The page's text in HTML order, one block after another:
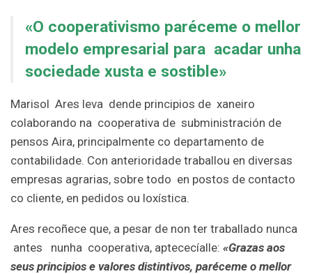
«O cooperativismo paréceme o mellor
modelo empresarial para acadar unha
sociedade xusta e sostible»
Marisol Ares leva dende principios de xaneiro
colaborando na cooperativa de subministración de
pensos Aira, principalmente co departamento de
contabilidade. Con anterioridade traballou en diversas
empresas agrarias, sobre todo en postos de contacto
co cliente, en pedidos ou loxística.
Ares recoñece que, a pesar de non ter traballado nunca
antes nunha cooperativa, aptececíalle: «Grazas aos
seus principios e valores distintivos, paréceme o mellor